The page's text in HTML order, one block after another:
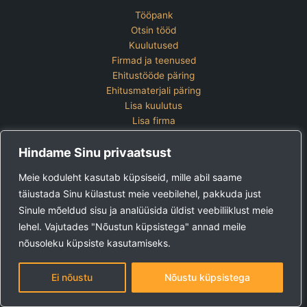
Hindame Sinu privaatsust
Meie koduleht kasutab küpsiseid, mille abil saame
täiustada Sinu külastust meie veebilehel, pakkuda just
Sinule mõeldud sisu ja analüüsida üldist veebiliiklust meie
lehel. Vajutades "Nõustun küpsistega" annad meile
nõusoleku küpsiste kasutamiseks.
Ei nõustu Nõustu küpsistega
Tööpank
Otsin tööd
Kuulutused
Firmad ja teenused
Ehitustööde päring
Ehitusmaterjali päring
Lisa kuulutus
Lisa firma
Kontakt
Lisa kuulutus
Vaata ettevõtete pakette
Ehitus24 OÜ
Tel:+372 5123 867 (E-R 9-15)
E-post: kuulutused@ehitus24.ee
Copyright © 2026 Ehitus24